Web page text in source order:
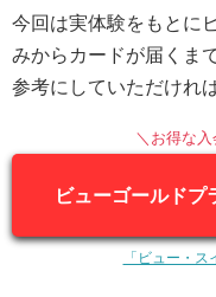
今回は実体験をもとに
みからカードが届くま
参考にしていただけれ
＼お得な
ビューゴールドプ
「ビュー・